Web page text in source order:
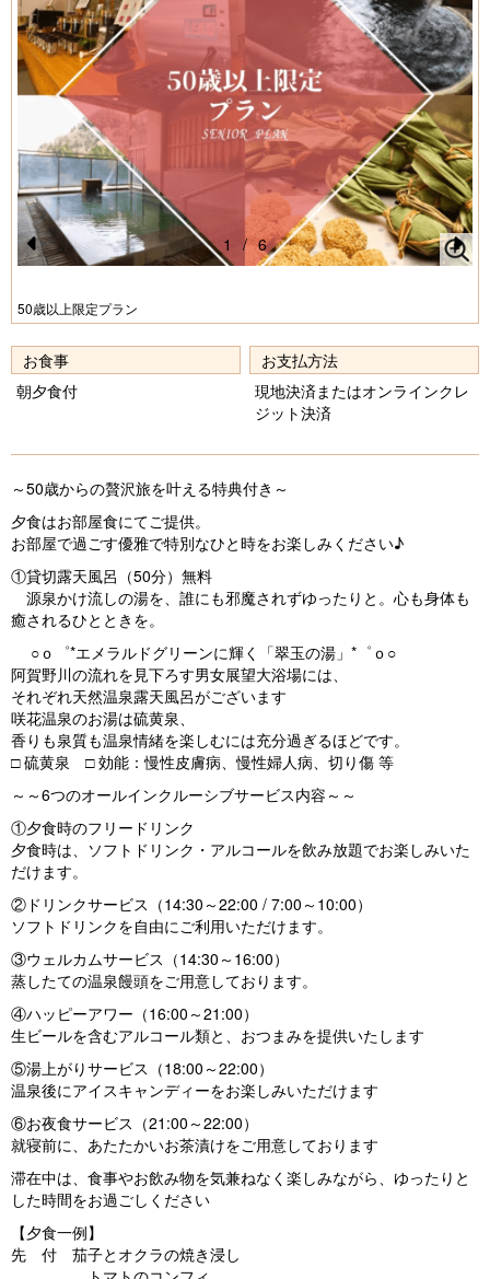
Pr
e
o
u
50歳以上限定プラン
N
1 / 6
お食事
朝夕食付
お支払方法
現地決済またはオンラインクレ
ジット決済
～50歳からの贅沢旅を叶える特典付き～
夕食はお部屋食にてご提供。
お部屋で過ごす優雅で特別なひと時をお楽しみください♪
①貸切露天風呂（50分）無料
源泉かけ流しの湯を、誰にも邪魔されずゆったりと。心も身体も
癒されるひとときを。
○ｏ゜*エメラルドグリーンに輝く「翠玉の湯」*゜ｏ○
阿賀野川の流れを見下ろす男女展望大浴場には、
それぞれ天然温泉露天風呂がございます
咲花温泉のお湯は硫黄泉、
香りも泉質も温泉情緒を楽しむには充分過ぎるほどです。
□ 硫黄泉 □ 効能：慢性皮膚病、慢性婦人病、切り傷 等
～～6つのオールインクルーシブサービス内容～～
①夕食時のフリードリンク
夕食時は、ソフトドリンク・アルコールを飲み放題でお楽しみいた
だけます。
②ドリンクサービス（14:30～22:00 / 7:00～10:00）
ソフトドリンクを自由にご利用いただけます。
③ウェルカムサービス（14:30～16:00）
蒸したての温泉饅頭をご用意しております。
④ハッピーアワー（16:00～21:00）
生ビールを含むアルコール類と、おつまみを提供いたします
⑤湯上がりサービス（18:00～22:00）
温泉後にアイスキャンディーをお楽しみいただけます
⑥お夜食サービス（21:00～22:00）
就寝前に、あたたかいお茶漬けをご用意しております
滞在中は、食事やお飲み物を気兼ねなく楽しみながら、ゆったりと
した時間をお過ごしください
【夕食一例】
先 付 茄子とオクラの焼き浸し